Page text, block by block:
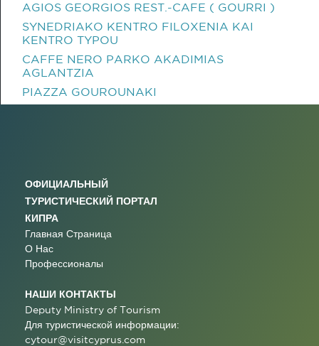
AGIOS GEORGIOS REST.-CAFE ( GOURRI )
SYNEDRIAKO KENTRO FILOXENIA KAI
KENTRO TYPOU
CAFFE NERO PARKO AKADIMIAS
AGLANTZIA
PIAZZA GOUROUNAKI
ОФИЦИАЛЬНЫЙ
ТУРИСТИЧЕСКИЙ ПОРТАЛ
КИПРА
Главная Страница
О Нас
Профессионалы
НАШИ КОНТАКТЫ
Deputy Ministry of Tourism
Для туристической информации:
cytour@visitcyprus.com